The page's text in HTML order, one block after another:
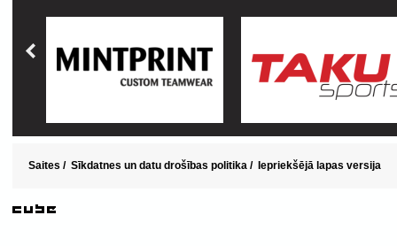
Saites / Sīkdatnes un datu drošības politika / Iepriekšējā lapas versija